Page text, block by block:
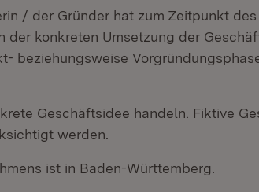
/ der Gründer hat zum Zeitpunkt
der konkreten Umsetzung der
beziehungsweise
Geschäftsidee handeln. Fiktive
werden.
ist in Baden-Württemberg.